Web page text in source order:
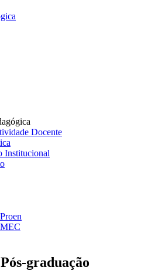
Docente
Institucional
graduação